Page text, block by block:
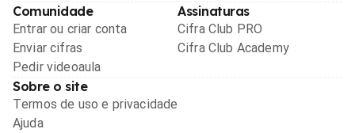
Comunidade
Entrar ou criar conta
Enviar cifras
Pedir videoaula
Assinaturas
Cifra Club PRO
Cifra Club Academy
Sobre o site
Termos de uso e privacidade
Ajuda